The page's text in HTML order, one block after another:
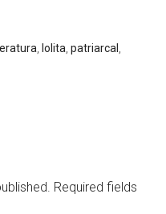
lolita ,patriarcal
Required fields